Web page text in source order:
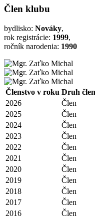
Člen klubu
bydlisko: Nováky,
rok registrácie: 1999,
ročník narodenia: 1990
Členstvo v roku Druh
2026
Člen
2025
Člen
2024
Člen
2023
Člen
2022
Člen
2021
Člen
2020
Člen
2019
Člen
2018
Člen
2017
Člen
2016
Člen